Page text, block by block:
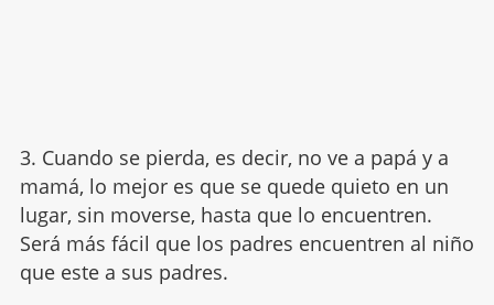
3. Cuando se pierda, es decir, no ve a papá y a
mamá, lo mejor es que se quede quieto en un
lugar, sin moverse, hasta que lo encuentren.
Será más fácil que los padres encuentren al niño
que este a sus padres.